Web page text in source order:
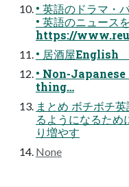
• 英語のドラマ・
• 英語のニュー
https://
• 居酒屋English
• Non-Japanese
thing…
まとめ ボチボチ
るようになるため
り増やす
None